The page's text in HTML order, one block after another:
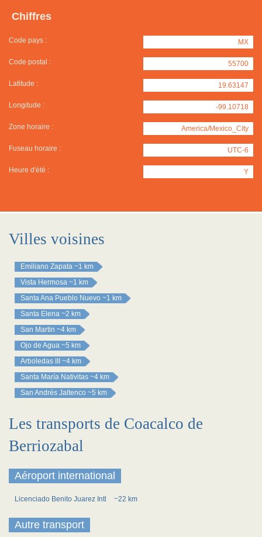
Chiffres
Code pays : MX
Code postal : 55700
Latitude : 19.63147
Longitude : -99.10718
Zone horaire : America/Mexico_City
Fuseau horaire : UTC-6
Heure d'été : Y
Villes voisines
Emiliano Zapata ~1 km
Vista Hermosa ~1 km
Santa Ana Pueblo Nuevo ~1 km
Santa Elena ~2 km
San Martin ~4 km
Ojo de Agua ~5 km
Arboledas III
~4 km
Santa María Nativitas ~4 km
San Andrés Jaltenco ~5 km
Les transports de Coacalco de
Berriozabal
Aéroport international
Licenciado Benito Juarez Intl ~22 km
Autre transport